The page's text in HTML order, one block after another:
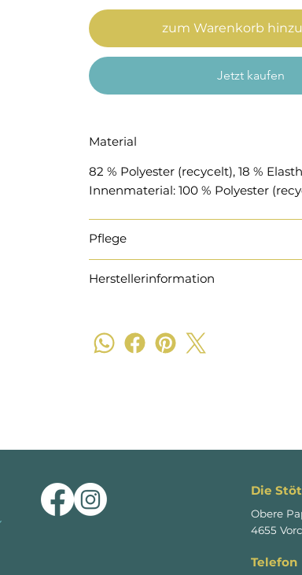
zum Warenkorb
Jetzt kaufen
Material
82 % Polyester (recycelt), 18 %
Innenmaterial: 100 % Polyester
Pflege
Herstellerinformation
Die
Obere
4655
Telefon